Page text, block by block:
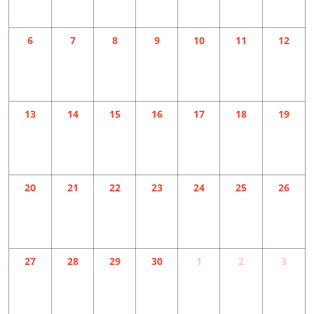
6 7 8 9 10 11 12
13 14 15 16 17 18 19
20 21 22 23 24 25 26
27 28 29 30 1 2 3